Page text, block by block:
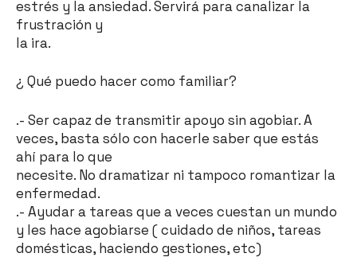
estrés y la ansiedad. Servirá para canalizar la
frustración y
la ira.
¿ Qué puedo hacer como familiar?
.- Ser capaz de transmitir apoyo sin agobiar. A
veces, basta sólo con hacerle saber que estás
ahí para lo que
necesite. No dramatizar ni tampoco romantizar la
enfermedad.
.- Ayudar a tareas que a veces cuestan un mundo
y les hace agobiarse ( cuidado de niños, tareas
domésticas, haciendo gestiones, etc)